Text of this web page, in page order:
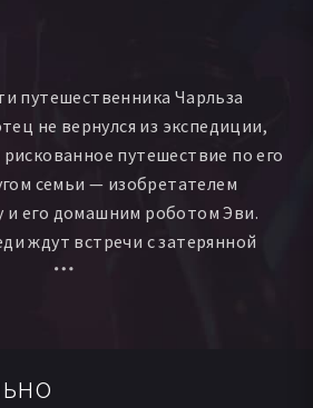
путешественника Чарльза
не вернулся из экспедиции,
путешествие по его
семьи — изобретателем
его домашним роботом Эви.
ждут встречи с затерянной
снежных воинов,
и другие диковинные звери.